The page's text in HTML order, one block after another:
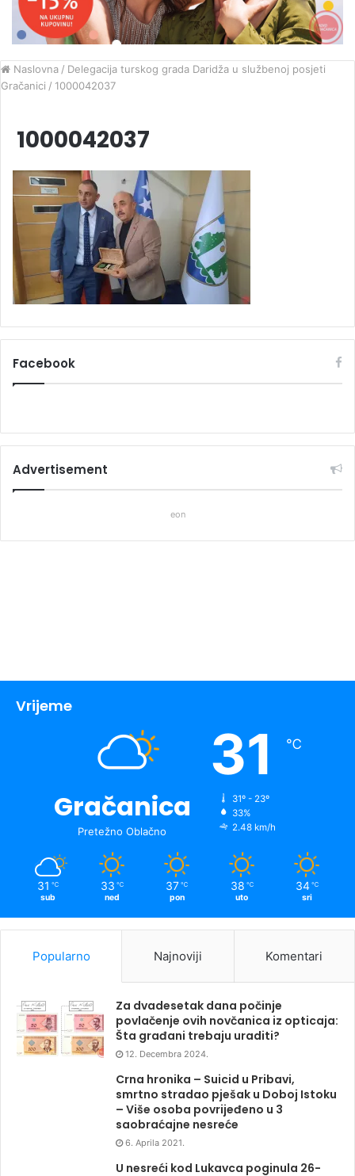
Naslovna / Delegacija turskog grada Daridža u službenoj posjeti
Gračanici / 1000042037
1000042037
Facebook
Advertisement
eon
Vrijeme
Gračanica
Pretežno Oblačno
31 ℃
31º - 23º
33%
2.48 km/h
31 ℃
sub
33 ℃
ned
37 ℃
pon
38 ℃
uto
34 ℃
sri
Popularno Najnoviji Komentari
Za dvadesetak dana počinje
povlačenje ovih novčanica iz opticaja:
Šta građani trebaju uraditi?
12. Decembra 2024.
Crna hronika – Suicid u Pribavi,
smrtno stradao pješak u Doboj Istoku
– Više osoba povrijeđeno u 3
saobraćajne nesreće
6. Aprila 2021.
U nesreći kod Lukavca poginula 26-